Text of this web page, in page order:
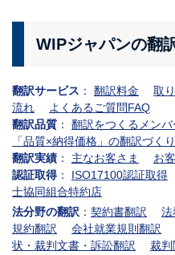
WIPジャパンの翻
翻訳サービス ： 翻訳料金 取
流れ
よくあるご質問FAQ
翻訳品質 ： 翻訳をつくるメンバ
「品質×納得価格」の翻訳づくり
翻訳実績 ： 主なお客さま お
認証取得 ： ISO17100認証取得
士協同組合特約店
法分野の翻訳 ： 契約書翻訳 法
規約翻訳
会社就業規則翻訳
状・裁判文書・訴訟翻訳
裁判